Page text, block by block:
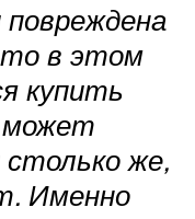
повреждена
то в этом
купить
же,
Именно